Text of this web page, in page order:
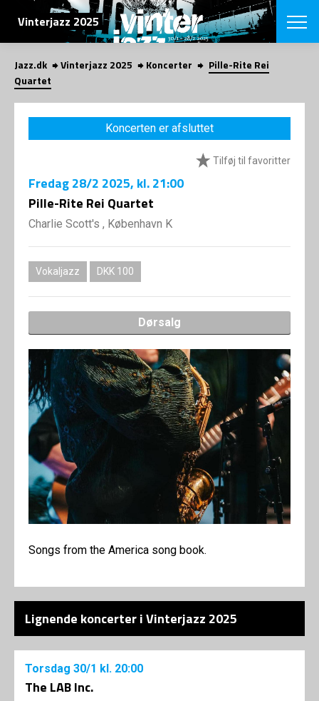
SØG
Vinterjazz 2025
English
VÆLG
VINTERJAZZ
Temaer
LOCATIONS
Om fonden
SHOP
Jazz.dk Vinterjazz 2025 Koncerter
Pille-Rite Rei
Quartet
Koncerten er afsluttet
Tilføj til favoritter
Fredag28/2 2025, kl. 21:00
Pille-Rite Rei Quartet
Charlie Scott's , København K
Vokaljazz DKK 100
Dørsalg
Songs from the America song book.
Lignende koncerter i Vinterjazz 2025
Torsdag 30/1 kl. 20:00
The LAB Inc.